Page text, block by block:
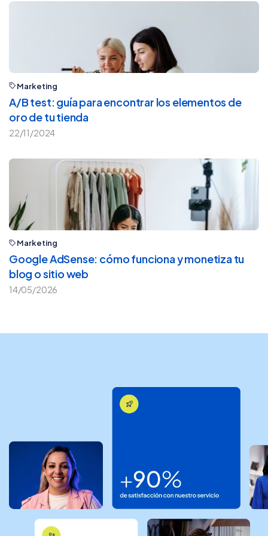
Marketing
A/B test: guía para encontrar los elementos de
oro de tu tienda
22/11/2024
Marketing
Google AdSense: cómo funciona y monetiza tu
blog o sitio web
14/05/2026